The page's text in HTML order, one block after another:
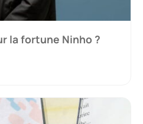
la fortune Ninho ?